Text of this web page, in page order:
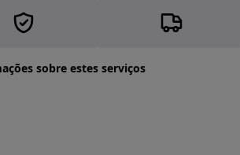
sobre estes serviços